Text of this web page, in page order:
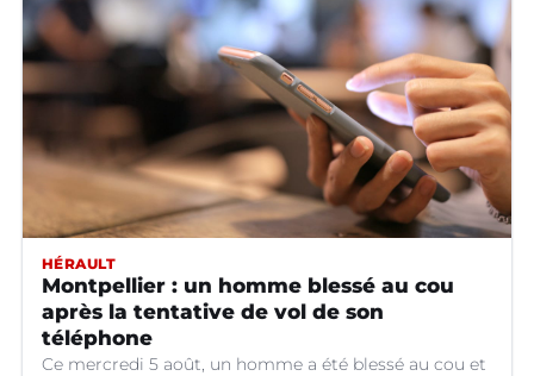
HÉRAULT
Montpellier : un homme blessé au cou
après la tentative de vol de son
téléphone
Ce mercredi 5 août, un homme a été blessé au cou et